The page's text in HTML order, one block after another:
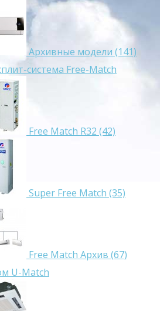
Архивные модели (141)
система Free-Match
Free Match R32 (42)
Super Free Match (35)
Free Match Архив (67)
U-Match